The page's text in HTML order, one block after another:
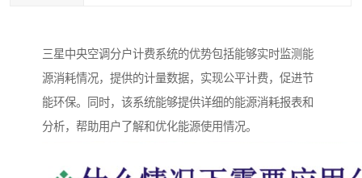
三星中央空调分户计费系统的优势包括能够实时监测能
源消耗情况，提供的计量数据，实现公平计费，促进节
能环保。同 时，该系统能够提供详细的能源消耗报表和
分析，帮助用户了解和优化能源使用情况。